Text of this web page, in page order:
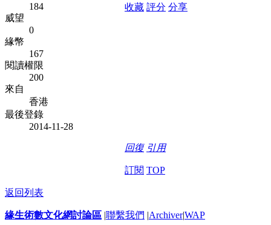
184
威望
0
緣幣
167
閱讀權限
200
來自
香港
最後登錄
2014-11-28
收藏 評分 分享
回復 引用
訂閱 TOP
返回列表
緣生術數文化網討論區 |聯繫我們 |Archiver|WAP